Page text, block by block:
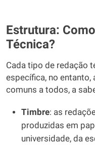
Estrutura:
Técnica?
Cada tipo de redação
específica, no
comuns a todos, a
Timbre: as
produzidas em
universidade, da